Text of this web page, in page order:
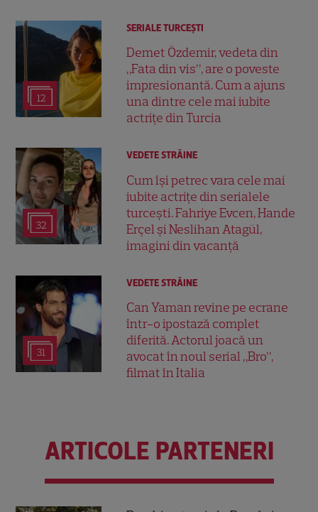
12
SERIALE TURCEŞTI
Demet Özdemir, vedeta din
„Fata din vis”, are o poveste
impresionantă. Cum a ajuns
una dintre cele mai iubite
actrițe din Turcia
32
VEDETE STRĂINE
Cum își petrec vara cele mai
iubite actrițe din serialele
turcești. Fahriye Evcen, Hande
Erçel și Neslihan Atagül,
imagini din vacanță
31
VEDETE STRĂINE
Can Yaman revine pe ecrane
într-o ipostază complet
diferită. Actorul joacă un
avocat în noul serial „Bro”,
filmat în Italia
ARTICOLE PARTENERI